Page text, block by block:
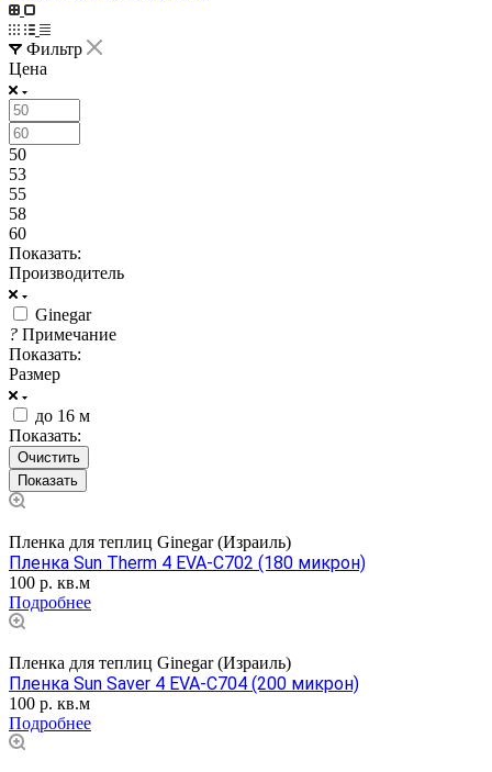
Фильтр
Цена
50
53
55
58
60
Показать:
Производитель
Ginegar
? Примечание
Показать:
Размер
до 16 м
Показать:
Очистить
Пленка для теплиц Ginegar (Израиль)
Пленка Sun Therm 4 EVA-C702 (180 микрон)
100 р. кв.м
Подробнее
Пленка для теплиц Ginegar (Израиль)
Пленка Sun Saver 4 EVA-C704 (200 микрон)
100 р. кв.м
Подробнее